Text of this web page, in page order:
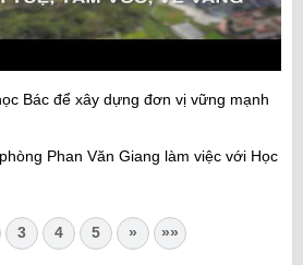
Bác để xây dựng đơn vị vững mạnh
Phan Văn Giang làm việc với Học
3 4 5 » »»